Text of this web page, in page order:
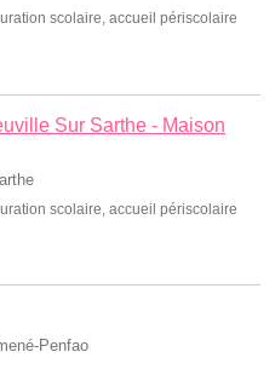
scolaire, accueil périscolaire
Sur Sarthe - Maison
scolaire accueil périscolaire
Penfao